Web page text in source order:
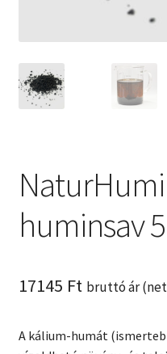
huminsav
17145 Ft bruttó ár
A kálium-humát